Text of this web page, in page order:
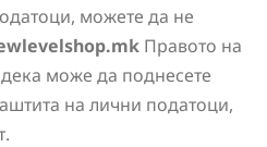
можете да не
Правото на
може да поднесете
на лични податоци,